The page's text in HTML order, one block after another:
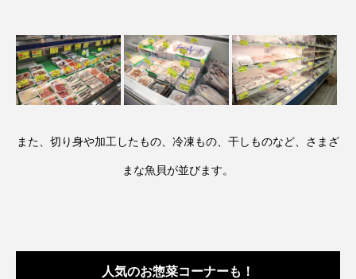
また、切り身や加工したもの、冷凍もの、干しものなど、さまざ
まな魚貝が並びます。
人気のお惣菜コーナーも！